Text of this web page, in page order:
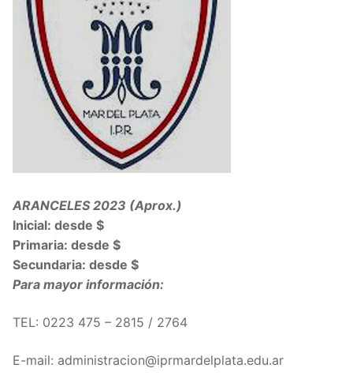
ARANCELES 2023 (Aprox.)
Inicial: desde $
Primaria: desde $
Secundaria: desde $
Para mayor información:
TEL: 0223 475 – 2815 / 2764
E-mail: administracion@iprmardelplata.edu.ar